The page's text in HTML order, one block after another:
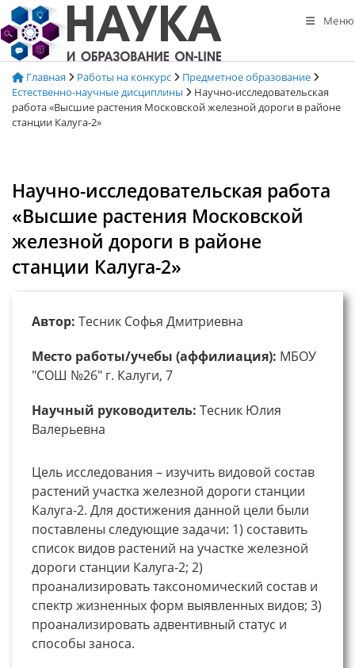
Перейти
к
содержимому
Меню
Главная Работы на конкурс
Предметное образование
Естественно-научные дисциплины
Научно-исследовательская
работа «Высшие растения Московской железной дороги в районе
станции Калуга-2»
Научно-исследовательская работа
«Высшие растения Московской
железной дороги в районе
станции Калуга-2»
Автор: Тесник Софья Дмитриевна
Место работы/учебы (аффилиация): МБОУ
"СОШ №26" г. Калуги, 7
Научный руководитель: Тесник Юлия
Валерьевна
Цель исследования – изучить видовой состав
растений участка железной дороги станции
Калуга-2. Для достижения данной цели были
поставлены следующие задачи: 1) составить
список видов растений на участке железной
дороги станции Калуга-2; 2)
проанализировать таксономический состав и
спектр жизненных форм выявленных видов; 3)
проанализировать адвентивный статус и
способы заноса.